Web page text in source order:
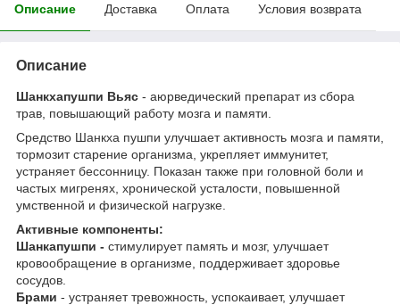
Описание Доставка Оплата Условия возврата
Описание
Шанкхапушпи Вьяс - аюрведический препарат из сбора
трав, повышающий работу мозга и памяти.
Средство Шанкха пушпи улучшает активность мозга и памяти,
тормозит старение организма, укрепляет иммунитет,
устраняет бессонницу. Показан также при головной боли и
частых мигренях, хронической усталости, повышенной
умственной и физической нагрузке.
Активные компоненты:
Шанкапушпи - стимулирует память и мозг, улучшает
кровообращение в организме, поддерживает здоровье
сосудов.
Брами - устраняет тревожность, успокаивает, улучшает